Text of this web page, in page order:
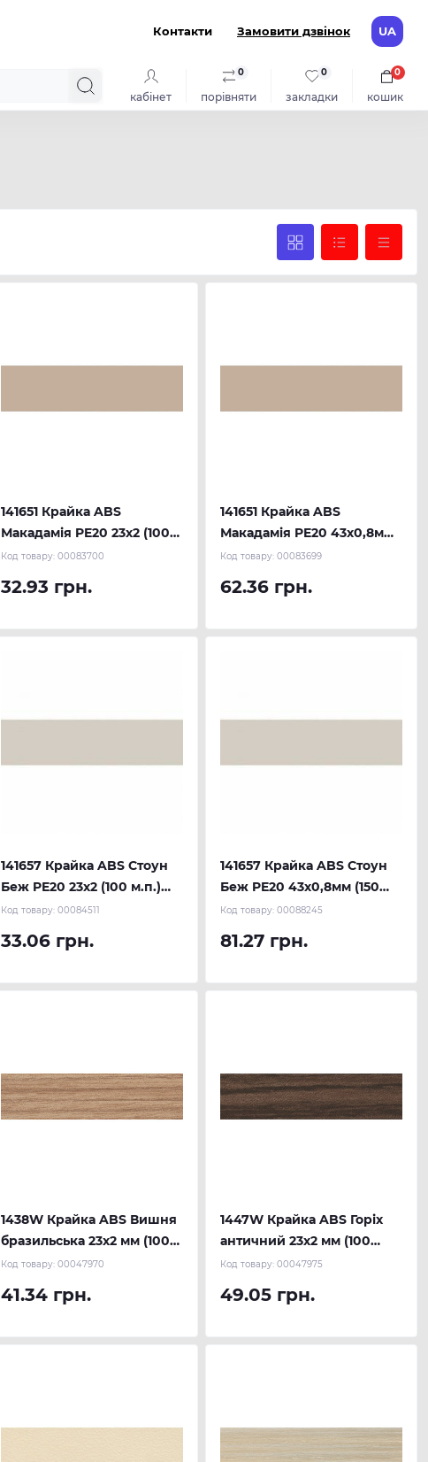
Контакти Замовити дзвінок UA
кабінет порівняти
0
закладки
0
кошик
0
141651 Крайка ABS
Макадамія PE20 23х2 (100
м.п.) REHAU
Код товару: 00083700
32.93 грн.
141651 Крайка ABS
Макадамія PE20 43х0,8мм
(150 м.п.) REHAU
Код товару: 00083699
62.36 грн.
141657 Крайка ABS Стоун
Беж PE20 23х2 (100 м.п.)
REHAU
Код товару: 00084511
33.06 грн.
141657 Крайка ABS Стоун
Беж PE20 43х0,8мм (150
м.п.) REHAU
Код товару: 00088245
81.27 грн.
1438W Крайка ABS Вишня
бразильська 23х2 мм (100
м.п.) REHAU
Код товару: 00047970
41.34 грн.
1447W Крайка ABS Горіх
античний 23х2 мм (100
м.п.) REHAU
Код товару: 00047975
49.05 грн.